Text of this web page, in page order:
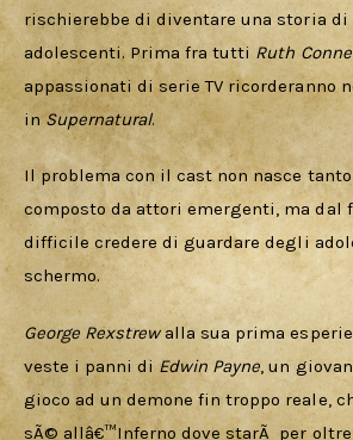
rischierebbe di diventare una storia
adolescenti. Prima fra tutti Ruth
appassionati di serie TV ricorderanno
in Supernatural.
Il problema con il cast non nasce
composto da attori emergenti, ma dal
difficile credere di guardare degli
schermo.
George Rexstrew alla sua prima
veste i panni di Edwin Payne , un
gioco ad un demone fin troppo reale,
sÃ© allâ€™Inferno dove starÃ  per